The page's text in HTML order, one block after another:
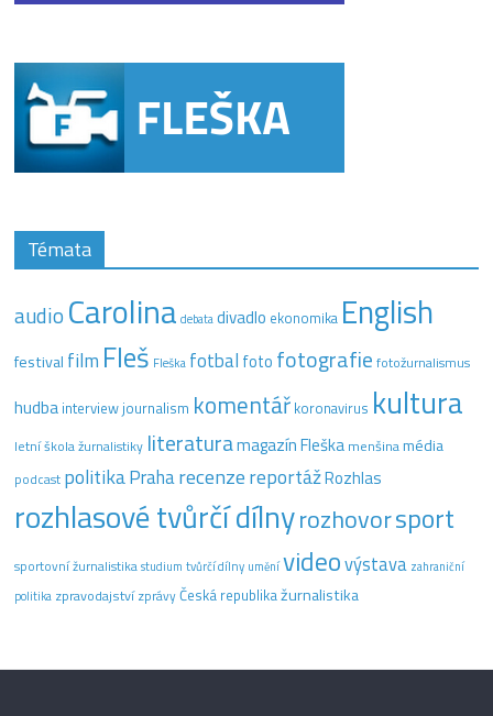
Témata
audio Carolina debata divadlo ekonomika English
festival film Fleš Fleška fotbal foto fotografie fotožurnalismus
hudba interview journalism komentář koronavirus kultura
letní škola žurnalistiky literaturamagazín Fleška menšinamédia
podcast politikaPraharecenzereportážRozhlas
rozhlasové tvůrčí dílnyrozhovorsport
sportovní žurnalistika studium tvůrčí dílny uměnívideovýstava zahraniční
politika zpravodajstvízprávyČeská republikažurnalistika